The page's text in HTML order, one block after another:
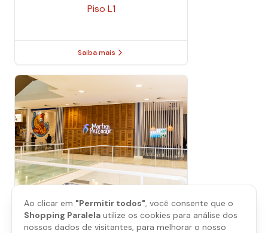
Ao clicar em "Permitir todos", você consente que o
Shopping Paralelautilize os cookies para análise dos
nossos dados de visitantes, para melhorar o nosso
Piso L1
Saiba mais